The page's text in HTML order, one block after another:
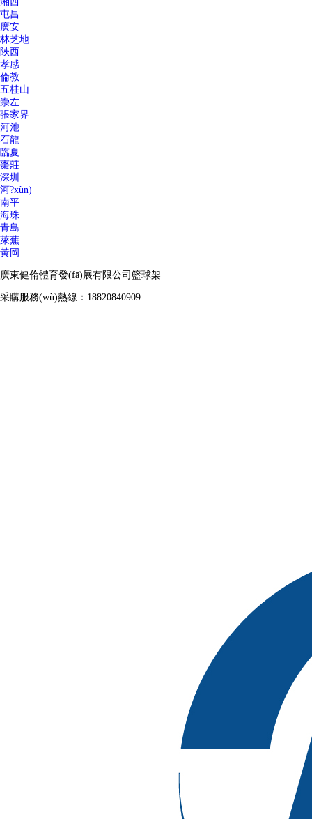
屯昌
廣安
林芝地
陜西
孝感
倫教
五桂山
崇左
張家界
河池
石龍
臨夏
棗莊
深圳
河?xùn)|
南平
海珠
青島
萊蕪
黃岡
廣東健倫體育發(fā)展有限公司籃球架
采購服務(wù)熱線：18820840909